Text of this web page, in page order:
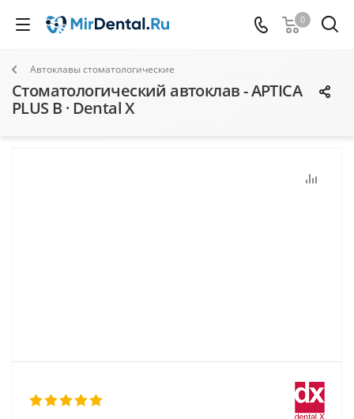
0
Автоклавы стоматологические
Стоматологический автоклав - APTICA
PLUS B · Dental X